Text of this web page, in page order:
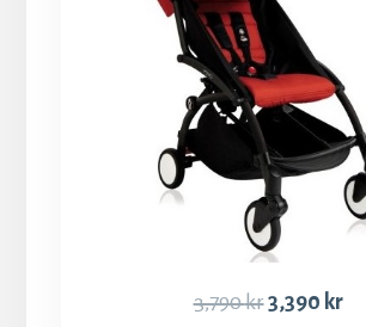
3,790kr3,390 kr